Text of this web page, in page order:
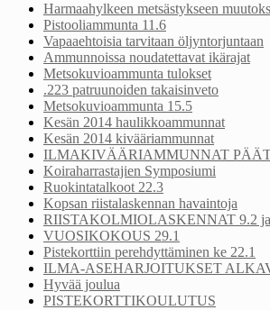
Harmaahylkeen metsästykseen
Pistooliammunta 11.6
Vapaaehtoisia tarvitaan öljyntorjuntaan
Ammunnoissa noudatettavat ikärajat
Metsokuvioammunta tulokset
.223 patruunoiden takaisinveto
Metsokuvioammunta 15.5
Kesän 2014 haulikkoammunnat
Kesän 2014 kivääriammunnat
ILMAKIVÄÄRIAMMUNNAT
Koiraharrastajien Symposiumi
Ruokintatalkoot 22.3
Kopsan riistalaskennan havaintoja
RIISTAKOLMIOLASKENNAT 9.2
VUOSIKOKOUS 29.1
Pistekorttiin perehdyttäminen ke 22.1
ILMA-ASEHARJOITUKSET
Hyvää joulua
PISTEKORTTIKOULUTUS